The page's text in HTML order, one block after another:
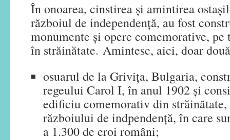
În onoarea, cinstirea și amintirea
războiul de independență, au fost
monumente și opere comemorative,
în străinătate. Amintesc, aici, doar
osuarul de la Griviţa, Bulgaria,
regeului Carol I, în anul 1902 și
edificiu comemorativ din
războiului de indpendență, în care
a 1.300 de eroi români;